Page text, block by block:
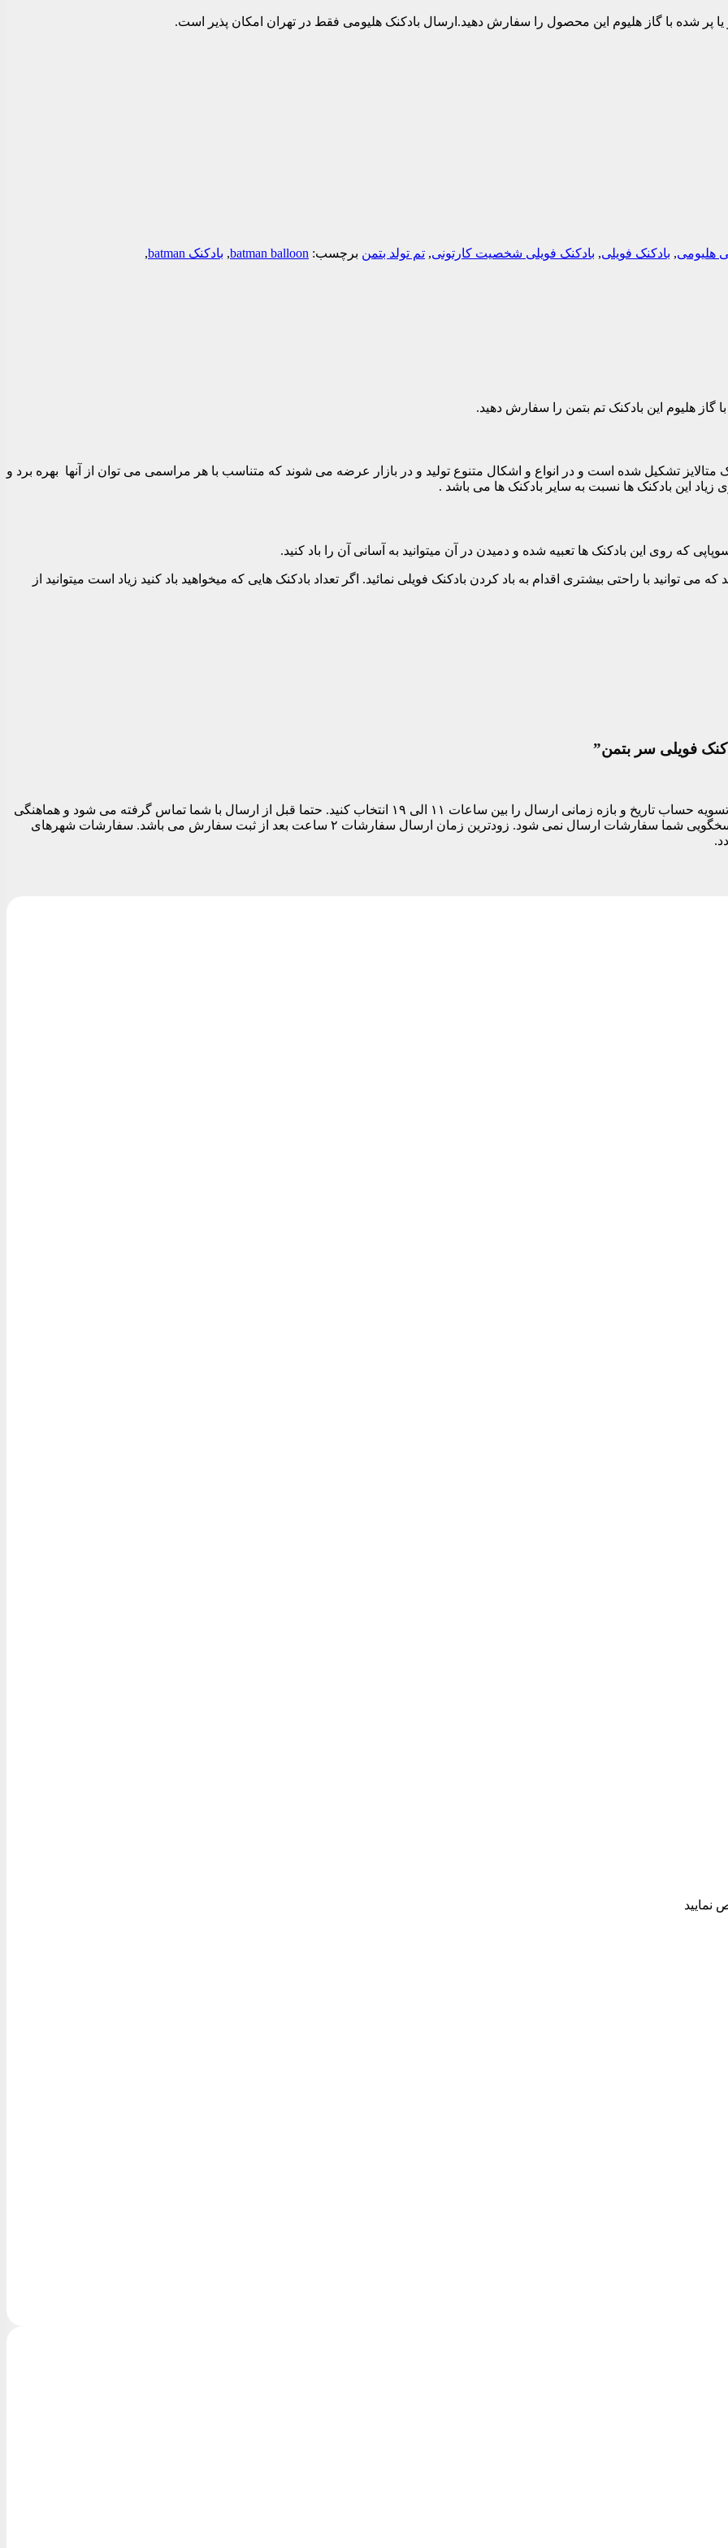
نمایید
یا پر شده با گاز هلیوم این محصول را سفارش دهید.ارسال بادکنک هلیومی فقط در تهران امکان پذیر است.
هلیومی, بادکنک فویلی, بادکنک فویلی شخصیت کارتونی, تم تولد بتمن برچسب: batman balloon
, بادکنک batman
,
گاز هلیوم این بادکنک تم بتمن را سفارش دهید.
متالایز تشکیل شده است و در انواع و اشکال متنوع تولید و در بازار عرضه می شوند که متناسب با هر مراسمی می توان از آنها بهره برد و
زیاد این بادکنک ها نسبت به سایر بادکنک ها می باشد .
که روی این بادکنک ها تعبیه شده و دمیدن در آن میتوانید به آسانی آن را باد کنید.
می توانید با راحتی بیشتری اقدام به باد کردن بادکنک فویلی نمائید. اگر تعداد بادکنک هایی که میخواهید باد کنید زیاد است میتوانید از
فویلی سر بتمن”
مشتری های ساکن تهران می توانید در قسمت نهایی سفارش قبل از تسویه حساب تاریخ و بازه زمانی ارسال را بین ساعات ۱۱ الی ۱۹ انتخاب کنید. حتما قبل از ارسال با شما تماس گرفته می شود و هماهنگی
های لازم برای ارسال مرسوله انجام می شود. بدیهی است تا زمان پاسخگویی شما سفارشات ارسال نمی شود. زودترین زمان ارسال سفارشات ۲ ساعت بعد از ثبت سفارش می باشد. سفارشات شهرهای